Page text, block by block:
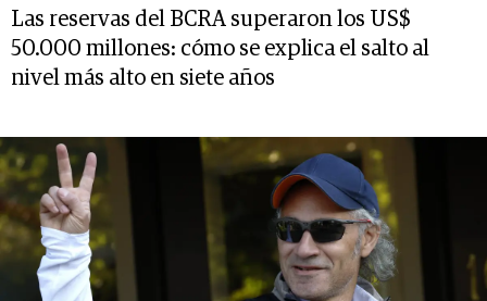
Las reservas del BCRA superaron los US$
50.000 millones: cómo se explica el salto al
nivel más alto en siete años